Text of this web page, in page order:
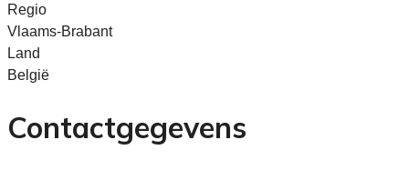
Regio
Vlaams-Brabant
Land
België
Contactgegevens